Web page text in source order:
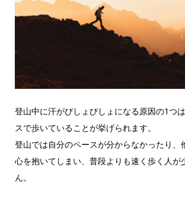
登山中に汗がびしょびしょになる原因の1つ
スで歩いていることが挙げられます。
登山では自分のペースが分からなかったり、
心を抱いてしまい、普段よりも速く歩く人が
ん。